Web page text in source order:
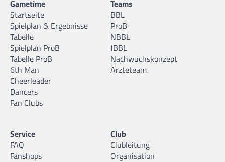
Gametime
Startseite
Spielplan & Ergebnisse
Tabelle
Spielplan ProB
Tabelle ProB
6th Man
Cheerleader
Dancers
Fan Clubs
Teams
BBL
ProB
NBBL
JBBL
Nachwuchskonzept
Ärzteteam
Service
FAQ
Fanshops
Club
Clubleitung
Organisation